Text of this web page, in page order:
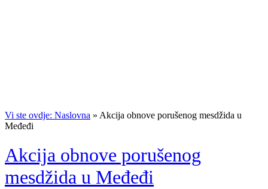
Vi ste ovdje: Naslovna » Akcija obnove porušenog mesdžida u
Međeđi
Akcija obnove porušenog
mesdžida u Međeđi